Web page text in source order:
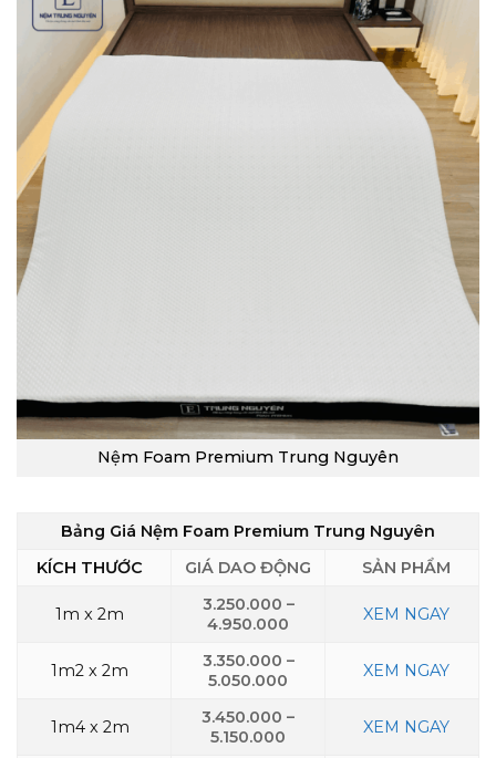
Nệm Foam Premium Trung Nguyên
Bảng Giá Nệm Foam Premium Trung Nguyên
KÍCH THƯỚC
GIÁ DAO ĐỘNG SẢN PHẨM
1m x 2m
3.250.000 –
4.950.000
XEM NGAY
1m2 x 2m
3.350.000 –
5.050.000
XEM NGAY
1m4 x 2m
3.450.000 –
5.150.000
XEM NGAY